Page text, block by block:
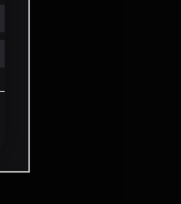
de Personalizacion